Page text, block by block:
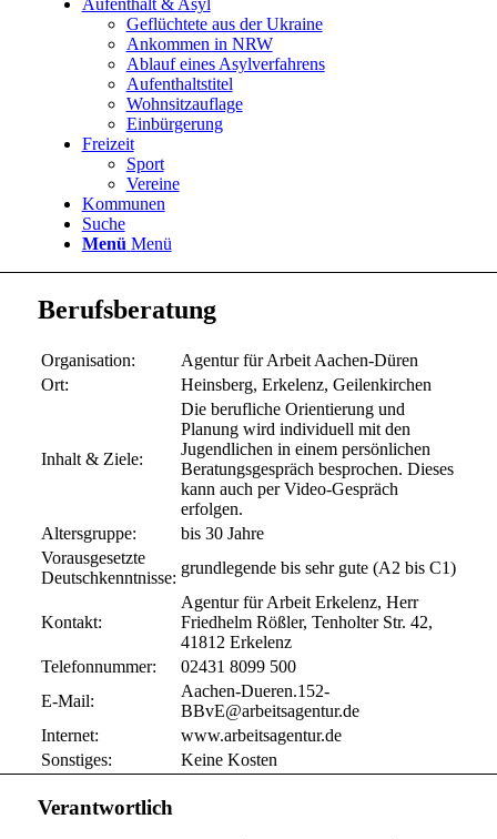
Aufenthalt & Asyl
Geflüchtete aus der Ukraine
Ankommen in NRW
Ablauf eines Asylverfahrens
Aufenthaltstitel
Wohnsitzauflage
Einbürgerung
Freizeit
Sport
Vereine
Kommunen
Suche
Menü Menü
Berufsberatung
Organisation:
Agentur für Arbeit Aachen-Düren
Ort:
Heinsberg, Erkelenz, Geilenkirchen
Inhalt & Ziele:
Die berufliche Orientierung und
Planung wird individuell mit den
Jugendlichen in einem persönlichen
Beratungsgespräch besprochen. Dieses
kann auch per Video-Gespräch
erfolgen.
Altersgruppe:
bis 30 Jahre
Vorausgesetzte
Deutschkenntnisse:
grundlegende bis sehr gute (A2 bis C1)
Kontakt:
Agentur für Arbeit Erkelenz, Herr
Friedhelm Rößler, Tenholter Str. 42,
41812 Erkelenz
Telefonnummer:
02431 8099 500
E-Mail:
Aachen-Dueren.152-
BBvE@arbeitsagentur.de
Internet:
www.arbeitsagentur.de
Sonstiges:
Keine Kosten
Verantwortlich